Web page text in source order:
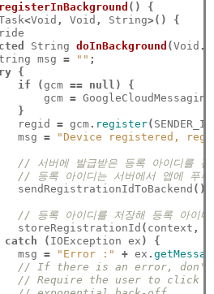
registerInBackground ()
{
<Void , Void , String>()
{
String doInBackground (Void
msg
= "" ;
{
if
(gcm == null)
{
gcm
= GoogleCloudMessaging
}
regid
= gcm. register( SENDER_ID
msg
= "Device registered,
// 서버에 발급받은 등록 아이디를 전
// 등록 아이디는 서버에서 앱에 푸
sendRegistrationIdToBackend
();
// 등록 아이디를 저장해 등록 아이
storeRegistrationId
( context ,
catch ( IOException ex )
{
msg
= "Error :" + ex .
// If there is an error,
// Require the user to click a